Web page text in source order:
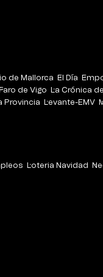
de Mallorca El Día
Faro de Vigo La Crónica
Provincia Levante-EMV
Loteria Navidad